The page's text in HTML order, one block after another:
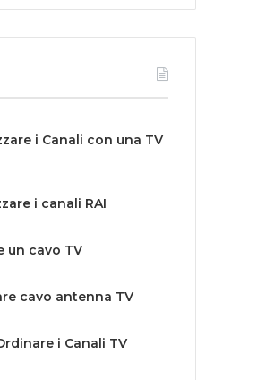
i Canali con una TV
i canali RAI
un cavo TV
cavo antenna TV
i Canali TV